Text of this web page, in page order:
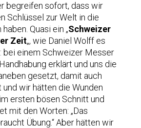
begreifen sofort, dass wir
Schlüssel zur Welt in die
Quasi ein „Schweizer
Zeit„, wie Daniel Wolff es
bei einem Schweizer Messer
erklärt und uns die
gesetzt, damit auch
wir hätten die Wunden
ersten bösen Schnitt und
mit den Worten: „Das
Übung.“ Aber hätten wir